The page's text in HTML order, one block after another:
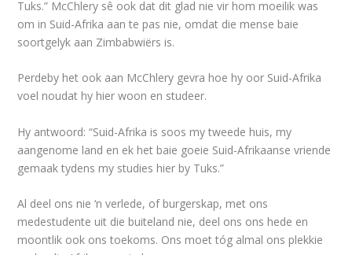
Tuks.” McChlery sê ook dat dit glad nie vir hom moeilik was
om in Suid-Afrika aan te pas nie, omdat die mense baie
soortgelyk aan Zimbabwiërs is.
Perdeby het ook aan McChlery gevra hoe hy oor Suid-Afrika
voel noudat hy hier woon en studeer.
Hy antwoord: “Suid-Afrika is soos my tweede huis, my
aangenome land en ek het baie goeie Suid-Afrikaanse vriende
gemaak tydens my studies hier by Tuks.”
Al deel ons nie ‘n verlede, of burgerskap, met ons
medestudente uit die buiteland nie, deel ons ons hede en
moontlik ook ons toekoms. Ons moet tóg almal ons plekkie